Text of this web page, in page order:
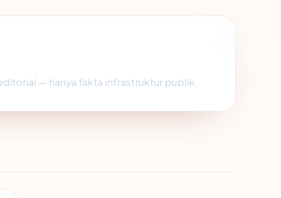
— hanya fakta infrastruktur publik.